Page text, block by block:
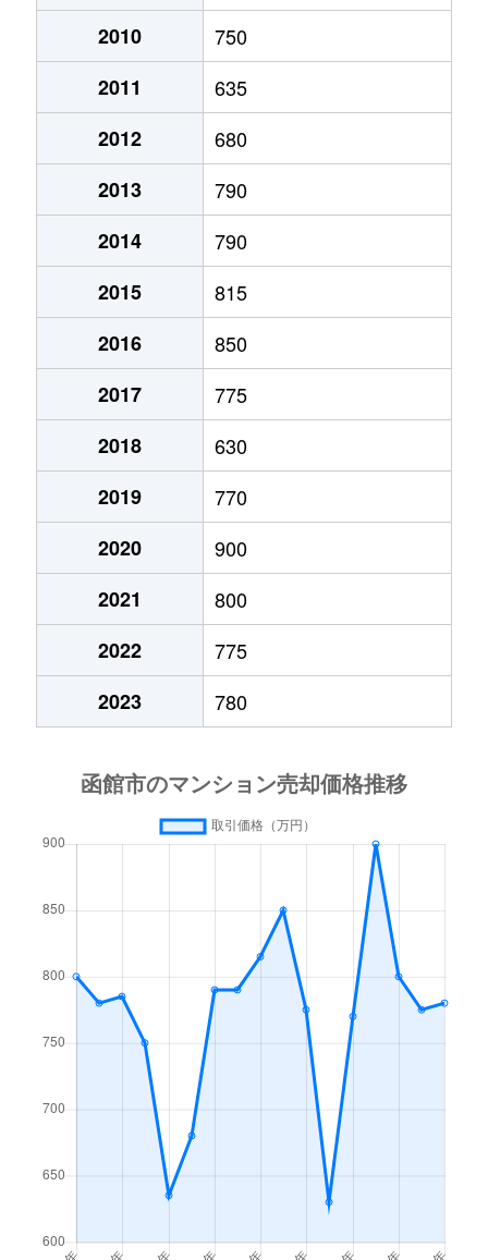
富岡町
590万円
1,700万円
深堀町
1,400万円
深堀町
480万円
船見町
2,000万円
弁天町
780万円
1,200万円
750万円
430万円
宮前町
170万円
宮前町
180万円
2,200万円
梁川町
2,200万円
梁川町
2,300万円
五稜郭公園前
3,500万円 函館
湯川町
函館
湯川町
函館
1,700万円 湯の川
530万円 湯の川
520万円 湯の川
湯川町
1,300万円
湯川町
790万円 湯の川 徒歩6
2010
750
2011
635
2012
680
2013
790
2014
790
2015
815
2016
850
2017
775
2018
630
2019
770
2020
900
2021
800
2022
775
2023
780